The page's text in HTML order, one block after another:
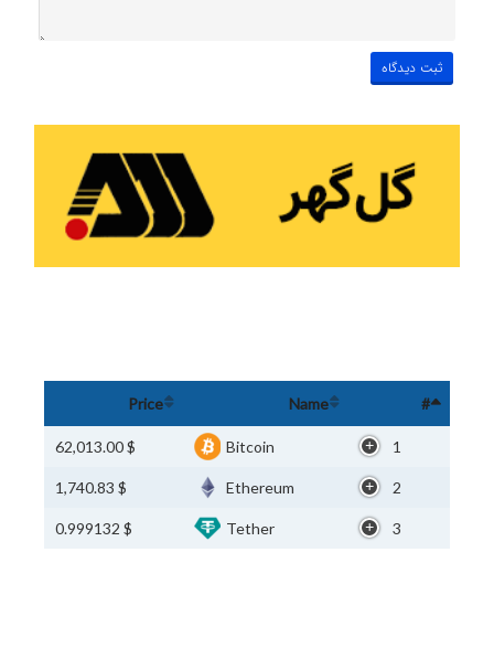
#
Name
Price
1
Bitcoin
$ 62,013.00
2
Ethereum
$ 1,740.83
3
Tether
$ 0.999132